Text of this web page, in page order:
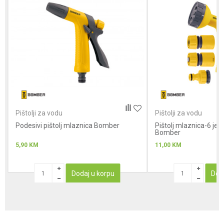
POŠALJI
Pištolji za vodu
Podesivi pištolj mlaznica Bomber
5,90 KM
Dodaj u korpu
Pištolji za vodu
Pištolj mlaznica-6 jet
Bomber
11,00 KM